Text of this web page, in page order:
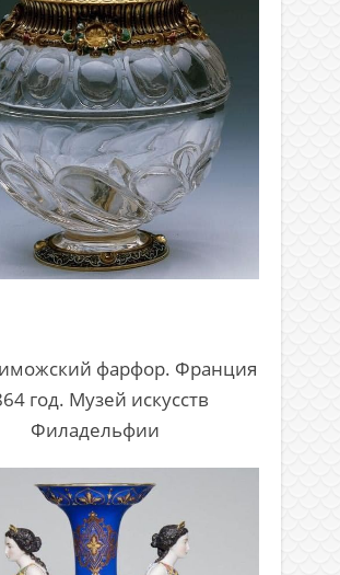
фарфор. Франция
год. Музей искусств
Филадельфии